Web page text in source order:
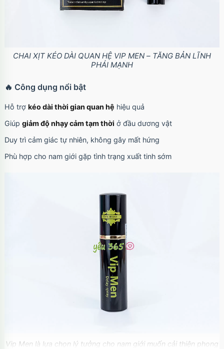
CHAI XỊT KÉO DÀI QUAN HỆ VIP MEN – TĂNG BẢN LĨNH
PHÁI MẠNH
🔥 Công dụng nổi bật
Hỗ trợ kéo dài thời gian quan hệ hiệu quả
Giúp giảm độ nhạy cảm tạm thời ở đầu dương vật
Duy trì cảm giác tự nhiên, không gây mất hứng
Phù hợp cho nam giới gặp tình trạng xuất tinh sớm
Vip Men là lựa chọn lý tưởng cho nam giới muốn cải thiện phong